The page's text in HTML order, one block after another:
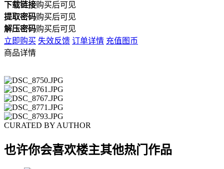
下载链接购买后可见
提取密码购买后可见
解压密码购买后可见
立即购买 失效反馈 订单详情 充值图币
商品详情
CURATED BY AUTHOR
也许你会喜欢楼主其他热门作品